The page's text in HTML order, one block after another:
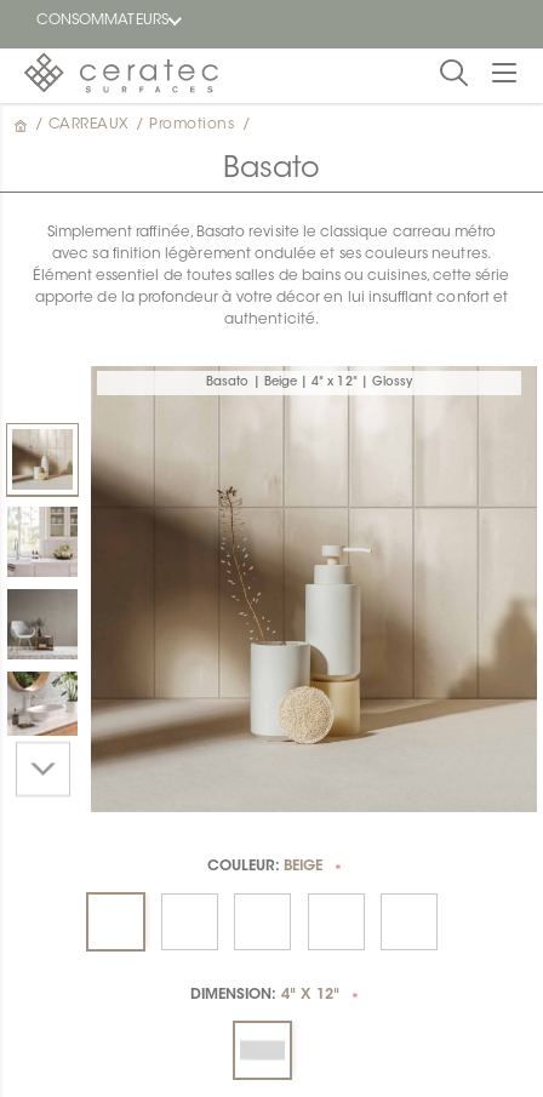
CONSOMMATEURS
En
Trouver
un
détaillant
/ CARREAUX / Promotions /
Basato
Simplement raffinée, Basato revisite le classique carreau métro
avec sa finition légèrement ondulée et ses couleurs neutres.
Élément essentiel de toutes salles de bains ou cuisines, cette série
apporte de la profondeur à votre décor en lui insufflant confort et
authenticité.
Basato | Beige | 4" x 12" | Glossy
COULEUR: BEIGE *
DIMENSION: 4" X 12" *